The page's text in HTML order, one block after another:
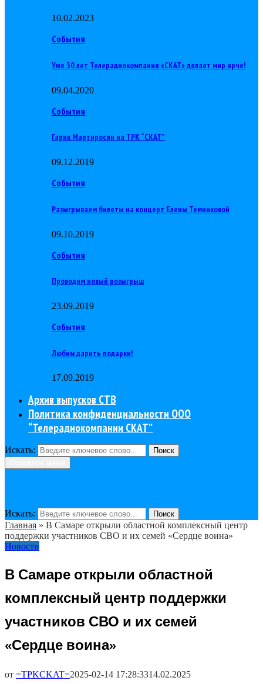
10.02.2023
События
Уже 30 лет Телерадиокомпания «СКАТ» делает мир ярче!
09.04.2020
События
Гарик Мартиросян на ТРК “СКАТ”
09.12.2019
События
Разыгрываем билеты на концерт Елены Темниковой
09.10.2019
События
Проводим новый розыгрыш
23.09.2019
События
Любим дарить подарки!
17.09.2019
Архив выпусков СТВ
Политика конфиденциальности ООО
“Телерадиокомпании СКАТ”
Искать:
Поиск
Искать: Поиск
Главная » В Самаре открыли областной комплексный центр
поддержки участников СВО и их семей «Сердце воина»
Новости
В Самаре открыли областной
комплексный центр поддержки
участников СВО и их семей
«Сердце воина»
от =TPKCKAT=2025-02-14 17:28:3314.02.2025